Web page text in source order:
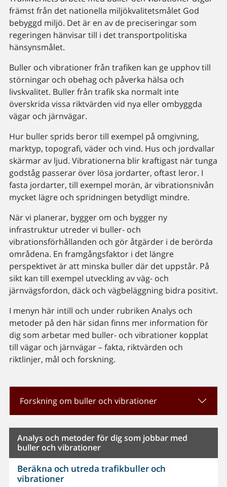
främst från det nationella miljökvalitetsmålet God
bebyggd miljö. Det är en av de preciseringar som
regeringen hänvisar till i det transportpolitiska
hänsynsmålet.
Buller och vibrationer från trafiken kan ge upphov till
störningar och obehag och påverka hälsa och
livskvalitet. Buller från trafik ska normalt inte
överskrida vissa riktvärden vid nya eller ombyggda
vägar och järnvägar.
Hur buller sprids beror till exempel på omgivning,
marktyp, topografi, väder och vind. Hus och jordvallar
skärmar av ljud. Vibrationerna blir kraftigast när tunga
godståg passerar över lösa jordarter, oftast leror. I
fasta jordarter, till exempel morän, är vibrationsnivån
mycket lägre och spridningen betydligt mindre.
När vi planerar, bygger om och bygger ny
infrastruktur utreder vi buller- och
vibrationsförhållanden och gör åtgärder i de berörda
områdena. En framgångsfaktor i det längre
perspektivet är att minska buller där det uppstår. På
sikt kan till exempel utveckling av väg- och
järnvägsfordon, däck och vägbeläggning bidra positivt.
I menyn här intill och under rubriken Analys och
metoder på den här sidan finns mer information för
dig som arbetar med buller- och vibrationer kopplat
till vägar och järnvägar – fakta, riktvärden och
riktlinjer, mål och forskning.
Forskning om buller och vibrationer
Analys och metoder för dig som jobbar med
buller och vibrationer
Beräkna och utreda trafikbuller och
vibrationer